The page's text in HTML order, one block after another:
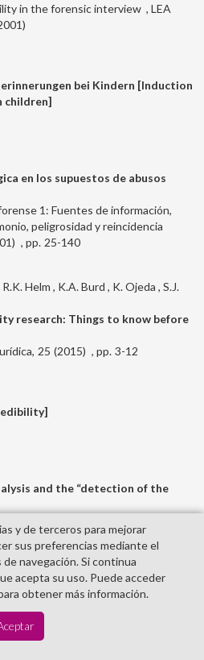
in the forensic interview
LEA
bei Kindern [Induction
children]
en los supuestos de abusos
1: Fuentes de información,
peligrosidad y reincidencia
25-140
R.K. Helm K.A. Burd K. Ojeda S.J.
research: Things to know before
25 2015 3-12
and the “detection of the
Press
2004 41-63
como indicares de abuso sexual
en la psicología jurídica
199-211
y de terceros para mejorar
sus preferencias mediante el
navegación. Si continua
acepta su uso. Puede acceder
obtener más información.